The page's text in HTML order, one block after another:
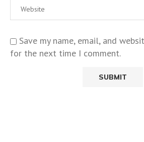
Save my name, email, and
for the next time I comment.